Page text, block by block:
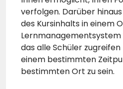
verfolgen. Darüber
des Kursinhalts in einem
das alle Schüler
einem bestimmten
bestimmten Ort zu sein.